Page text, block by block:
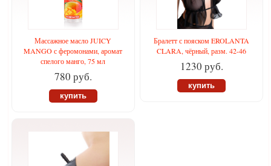
Массажное масло JUICY
MANGO с феромонами, аромат
спелого манго, 75 мл
780 руб.
купить
Бралетт с пояском EROLANTA
CLARA, чёрный, разм. 42-46
1230 руб.
купить